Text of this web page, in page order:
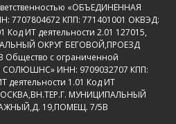
«ОБЪЕДИНЕННАЯ
7707804672 КПП: 771401001 ОКВЭД:
Код ИТ деятельности 2.01 127015,
ОКРУГ БЕГОВОЙ,ПРОЕЗД
Общество с ограниченной
СОЛЮШНС» ИНН: 9709032707 КПП:
деятельности 1.01 Код ИТ
МУНИЦИПАЛЬНЫЙ
19,ПОМЕЩ. 7/5В